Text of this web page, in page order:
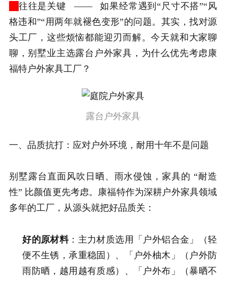
往往是关键 —— 如果经常遇到“尺寸不搭”“风
格违和”“用两年就褪色变形”的问题。其实，找对源
头工厂，这些烦恼都能迎刃而解。今天就和大家聊
聊，别墅业主选露台户外家具，为什么优先考虑康
福特户外家具工厂？
露台户外家具
一、品质抗打：应对户外环境，耐用十年不是问题
别墅露台直面风吹日晒、雨水侵蚀，家具的 “耐造
性” 比颜值更先考虑。康福特作为深耕户外家具领域
多年的工厂，从源头就把好品质关：
好的原材料：主力材质选用「户外铝合金」（轻
便不生锈，承重稳固）、「户外柚木」（户外防
雨防晒，越用越有质感）、「户外布」（暴晒不